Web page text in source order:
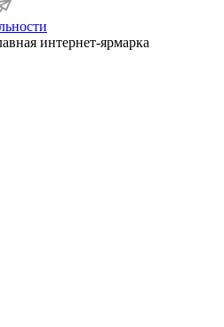
интернет-ярмарка